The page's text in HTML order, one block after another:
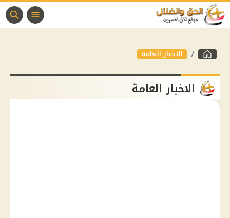
الاخبار العامة
الاخبار العامة